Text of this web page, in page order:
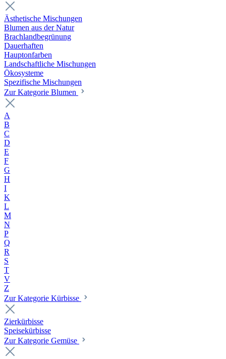
Ästhetische Mischungen
Blumen aus der Natur
Brachlandbegrünung
Dauerhaften
Hauptonfarben
Landschaftliche Mischungen
Ökosysteme
Spezifische Mischungen
Zur Kategorie Blumen
A
B
C
D
E
F
G
H
I
K
L
M
N
P
Q
R
S
T
V
Z
Zur Kategorie Kürbisse
Zierkürbisse
Speisekürbisse
Zur Kategorie Gemüse